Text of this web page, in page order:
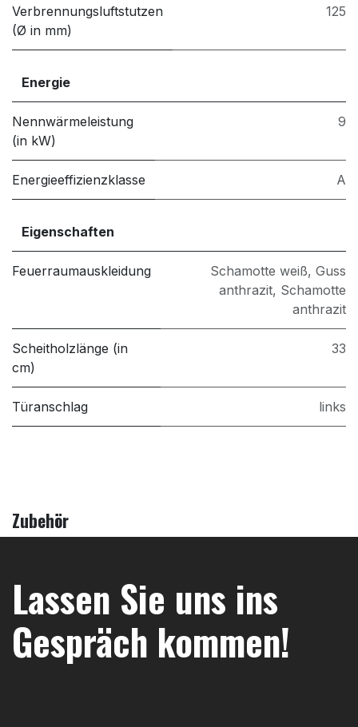
Verbrennungsluftstutzen
(Ø in mm)
125
Energie
Nennwärmeleistung
(in kW)
9
Energieeffizienzklasse A
Eigenschaften
Feuerraumauskleidung Schamotte weiß, Guss
anthrazit, Schamotte
anthrazit
Scheitholzlänge (in
cm)
33
Türanschlag links
Zubehör
Lassen Sie uns ins
Gespräch kommen!